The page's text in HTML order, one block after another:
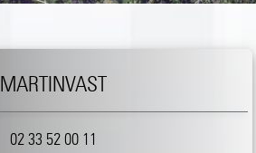
MARTINVAST
02 33 52 00 11